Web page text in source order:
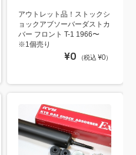
アウトレット品！ストックシ
ョックアブソーバーダストカ
バー フロント T-1 1966〜
※1個売り
¥0 （税込 ¥0）